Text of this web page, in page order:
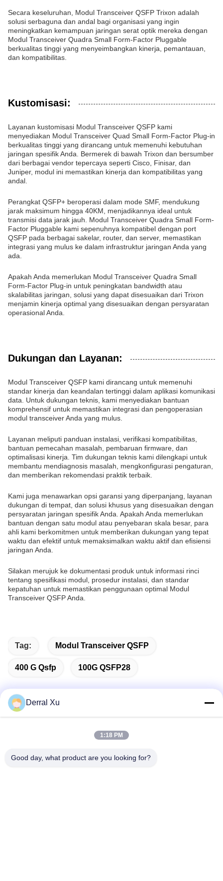
Secara keseluruhan, Modul Transceiver QSFP Trixon adalah
solusi serbaguna dan andal bagi organisasi yang ingin
meningkatkan kemampuan jaringan serat optik mereka dengan
Modul Transceiver Quadra Small Form-Factor Pluggable
berkualitas tinggi yang menyeimbangkan kinerja, pemantauan,
dan kompatibilitas.
Kustomisasi:
Layanan kustomisasi Modul Transceiver QSFP kami
menyediakan Modul Transceiver Quad Small Form-Factor Plug-in
berkualitas tinggi yang dirancang untuk memenuhi kebutuhan
jaringan spesifik Anda. Bermerek di bawah Trixon dan bersumber
dari berbagai vendor tepercaya seperti Cisco, Finisar, dan
Juniper, modul ini memastikan kinerja dan kompatibilitas yang
andal.
Perangkat QSFP+ beroperasi dalam mode SMF, mendukung
jarak maksimum hingga 40KM, menjadikannya ideal untuk
transmisi data jarak jauh. Modul Transceiver Quadra Small Form-
Factor Pluggable kami sepenuhnya kompatibel dengan port
QSFP pada berbagai sakelar, router, dan server, memastikan
integrasi yang mulus ke dalam infrastruktur jaringan Anda yang
ada.
Apakah Anda memerlukan Modul Transceiver Quadra Small
Form-Factor Plug-in untuk peningkatan bandwidth atau
skalabilitas jaringan, solusi yang dapat disesuaikan dari Trixon
menjamin kinerja optimal yang disesuaikan dengan persyaratan
operasional Anda.
Dukungan dan Layanan:
Modul Transceiver QSFP kami dirancang untuk memenuhi
standar kinerja dan keandalan tertinggi dalam aplikasi komunikasi
data. Untuk dukungan teknis, kami menyediakan bantuan
komprehensif untuk memastikan integrasi dan pengoperasian
modul transceiver Anda yang mulus.
Layanan meliputi panduan instalasi, verifikasi kompatibilitas,
bantuan pemecahan masalah, pembaruan firmware, dan
optimalisasi kinerja. Tim dukungan teknis kami dilengkapi untuk
membantu mendiagnosis masalah, mengkonfigurasi pengaturan,
dan memberikan rekomendasi praktik terbaik.
Kami juga menawarkan opsi garansi yang diperpanjang, layanan
dukungan di tempat, dan solusi khusus yang disesuaikan dengan
persyaratan jaringan spesifik Anda. Apakah Anda memerlukan
bantuan dengan satu modul atau penyebaran skala besar, para
ahli kami berkomitmen untuk memberikan dukungan yang tepat
waktu dan efektif untuk memaksimalkan waktu aktif dan efisiensi
jaringan Anda.
Silakan merujuk ke dokumentasi produk untuk informasi rinci
tentang spesifikasi modul, prosedur instalasi, dan standar
kepatuhan untuk memastikan penggunaan optimal Modul
Transceiver QSFP Anda.
Tag: Modul Transceiver QSFP
400 G Qsfp 100G QSFP28
Alamat
Derral Xu
1:18 PM
Good day, what product are you looking for?